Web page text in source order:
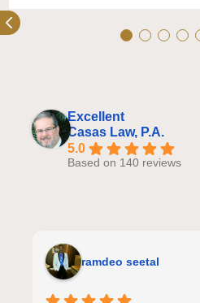
Excellent
Casas Law, P.A.
5.0
Based on 140 reviews
ramdeo seetal